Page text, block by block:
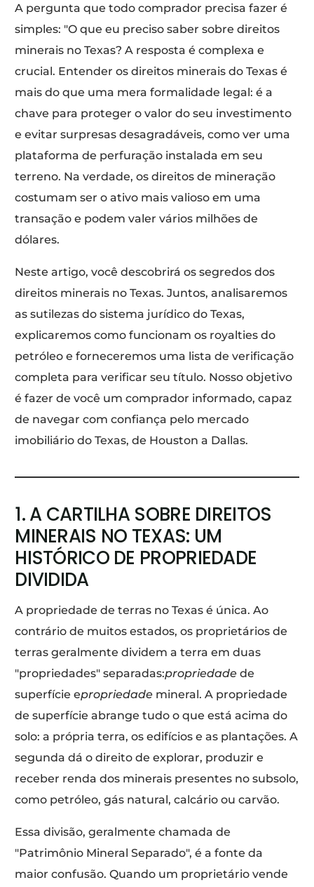
A pergunta que todo comprador precisa fazer é
simples: "O que eu preciso saber sobre direitos
minerais no Texas? A resposta é complexa e
crucial. Entender os direitos minerais do Texas é
mais do que uma mera formalidade legal: é a
chave para proteger o valor do seu investimento
e evitar surpresas desagradáveis, como ver uma
plataforma de perfuração instalada em seu
terreno. Na verdade, os direitos de mineração
costumam ser o ativo mais valioso em uma
transação e podem valer vários milhões de
dólares.
Neste artigo, você descobrirá os segredos dos
direitos minerais no Texas. Juntos, analisaremos
as sutilezas do sistema jurídico do Texas,
explicaremos como funcionam os royalties do
petróleo e forneceremos uma lista de verificação
completa para verificar seu título. Nosso objetivo
é fazer de você um comprador informado, capaz
de navegar com confiança pelo mercado
imobiliário do Texas, de Houston a Dallas.
1. A CARTILHA SOBRE DIREITOS
MINERAIS NO TEXAS: UM
HISTÓRICO DE PROPRIEDADE
DIVIDIDA
A propriedade de terras no Texas é única. Ao
contrário de muitos estados, os proprietários de
terras geralmente dividem a terra em duas
"propriedades" separadas:propriedade de
superfície epropriedade mineral. A propriedade
de superfície abrange tudo o que está acima do
solo: a própria terra, os edifícios e as plantações. A
segunda dá o direito de explorar, produzir e
receber renda dos minerais presentes no subsolo,
como petróleo, gás natural, calcário ou carvão.
Essa divisão, geralmente chamada de
"Patrimônio Mineral Separado", é a fonte da
maior confusão. Quando um proprietário vende